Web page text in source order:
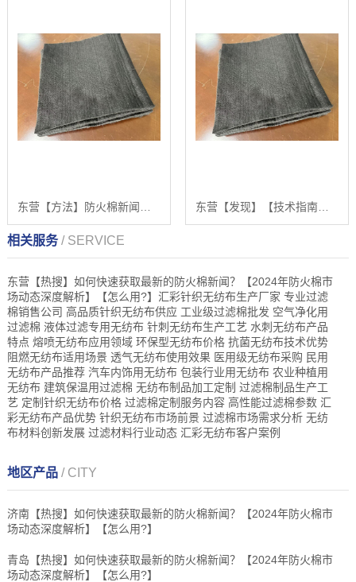
东营【发现】【技术指南】如何系统获取和解读最新的防火棉新闻与市场动态【怎么样?】
相关服务/ SERVICE
东营【热搜】如何快速获取最新的防火棉新闻？【2024年防火棉市
场动态深度解析】【怎么用?】汇彩针织无纺布生产厂家 专业过滤
棉销售公司 高品质针织无纺布供应 工业级过滤棉批发 空气净化用
过滤棉 液体过滤专用无纺布 针刺无纺布生产工艺 水刺无纺布产品
特点 熔喷无纺布应用领域 环保型无纺布价格 抗菌无纺布技术优势
阻燃无纺布适用场景 透气无纺布使用效果 医用级无纺布采购 民用
无纺布产品推荐 汽车内饰用无纺布 包装行业用无纺布 农业种植用
无纺布 建筑保温用过滤棉 无纺布制品加工定制 过滤棉制品生产工
艺 定制针织无纺布价格 过滤棉定制服务内容 高性能过滤棉参数 汇
彩无纺布产品优势 针织无纺布市场前景 过滤棉市场需求分析 无纺
布材料创新发展 过滤材料行业动态 汇彩无纺布客户案例
地区产品 / CITY
济南【热搜】如何快速获取最新的防火棉新闻？【2024年防火棉市
场动态深度解析】【怎么用?】
青岛【热搜】如何快速获取最新的防火棉新闻？【2024年防火棉市
场动态深度解析】【怎么用?】